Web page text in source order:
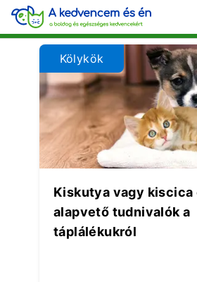
Kölykök
Kiskutya vagy kiscica
alapvető tudnivalók a
táplálékukról